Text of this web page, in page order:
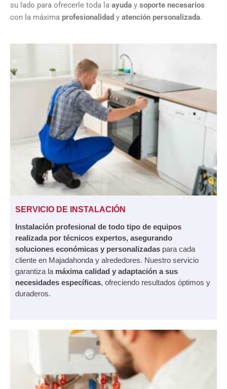
su lado para ofrecerle toda la ayuda y soporte necesarios
con la máxima profesionalidad y atención personalizada.
SERVICIO DE INSTALACIÓN
Instalación profesional de todo tipo de equipos
realizada por técnicos expertos, asegurando
soluciones económicas y personalizadas para cada
cliente en Majadahonda y alrededores. Nuestro servicio
garantiza la máxima calidad y adaptación a sus
necesidades específicas, ofreciendo resultados óptimos y
duraderos.